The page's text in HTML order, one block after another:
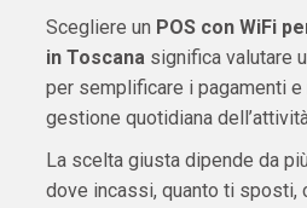
Scegliere un POS con WiFi
in Toscanasignifica valutare
per semplificare i pagamenti
gestione quotidiana
La scelta giusta dipende da
dove incassi, quanto ti sposti,